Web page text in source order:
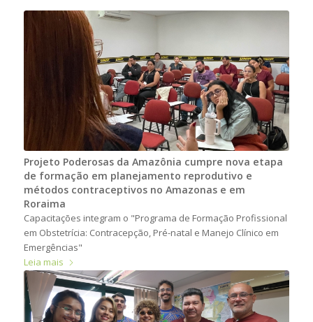
Projeto Poderosas da Amazônia cumpre nova etapa
de formação em planejamento reprodutivo e
métodos contraceptivos no Amazonas e em
Roraima
Capacitações integram o "Programa de Formação Profissional
em Obstetrícia: Contracepção, Pré-natal e Manejo Clínico em
Emergências"
Leia mais